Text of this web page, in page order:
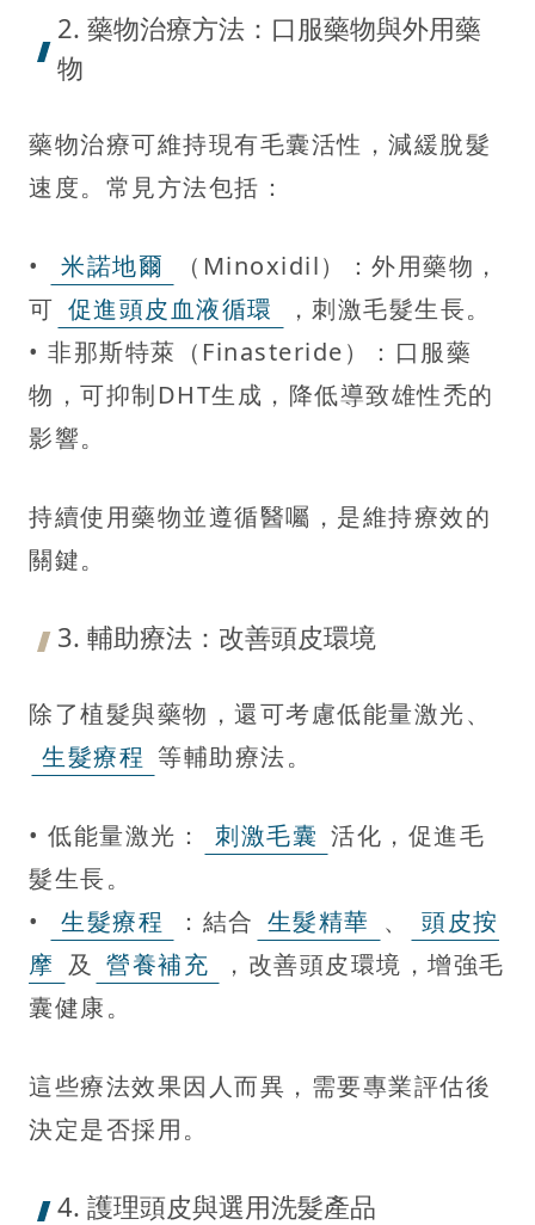
2. 藥物治療方法：口服藥物與外用藥
物
藥物治療可維持現有毛囊活性，減緩脫髮
速度。常見方法包括：
• 米諾地爾
（Minoxidil）：外用藥物，
可 促進頭皮血液循環
，刺激毛髮生長。
• 非那斯特萊（Finasteride）：口服藥
物，可抑制DHT生成，降低導致雄性禿的
影響。
持續使用藥物並遵循醫囑，是維持療效的
關鍵。
3. 輔助療法：改善頭皮環境
除了植髮與藥物，還可考慮低能量激光、
生髮療程 等輔助療法。
• 低能量激光： 刺激毛囊 活化，促進毛
髮生長。
•
生髮療程 ：結合 生髮精華 、
頭皮按
摩 及 營養補充
，改善頭皮環境，增強毛
囊健康。
這些療法效果因人而異，需要專業評估後
決定是否採用。
4. 護理頭皮與選用洗髮產品